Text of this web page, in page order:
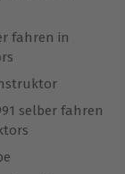
fahren in
selber fahren